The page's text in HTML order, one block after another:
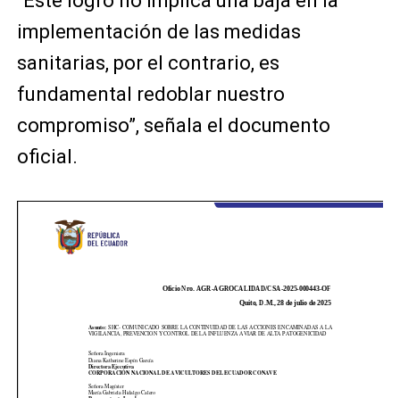
implementación de las medidas
sanitarias, por el contrario, es
fundamental redoblar nuestro
compromiso”, señala el documento
oficial.